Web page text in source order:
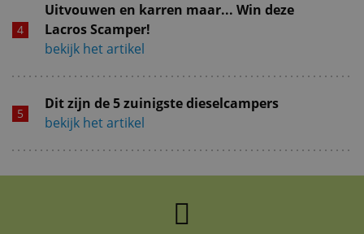
Uitvouwen en karren maar... Win deze
Lacros Scamper!
bekijk het artikel
Dit zijn de 5 zuinigste dieselcampers
bekijk het artikel